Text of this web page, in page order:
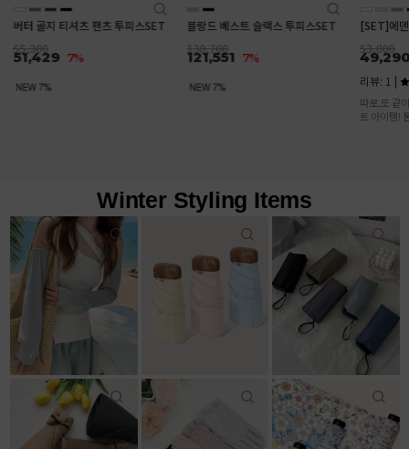
SET
블랑드 베스트 슬랙스 투피스SET
130,700
121,551
[SET]에덴 니트가디건 나시 세트
53,000
49,290
리뷰: 1 |
따로,또 같이 입기 좋은 활용도 높은 세
트 아이템! 톤온톤 컬러의 세트로 입으면
Winter Styling Items
12,500원
18,600원